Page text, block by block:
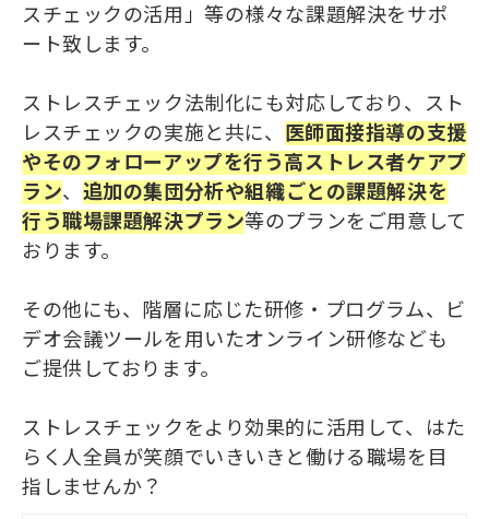
スチェックの活用」等の様々な課題解決をサポ
ート致します。​​​​​​​
ストレスチェック法制化にも対応しており、スト
レスチェックの実施と共に、
医師面接指導の支援
やそのフォローアップを行う高ストレス者ケアプ
ラン、 追加の集団分析や組織ごと の課題解決を
行う職場課題解決プラン等のプランをご用意して
おります。
その他にも、階層に応じた研修・プログラム、ビ
デオ会議ツールを用いたオンライン研修なども
ご提供しております。
ストレスチェックをより効果的に活用して、はた
らく人全員が笑顔でいきいきと働ける職場を目
指しませんか？